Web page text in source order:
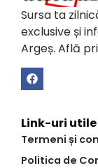
Sursa ta
exclusive și
Argeș. Află
Link-uri utile
Termeni și
Politica de